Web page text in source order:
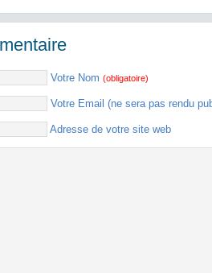
Votre Nom (obligatoire)
Votre Email (ne sera pas rendu
Adresse de votre site web